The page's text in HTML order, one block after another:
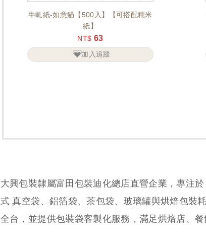
牛軋紙-如意貓【500入】【可搭配糯米
紙】
NT$ 63
加入追蹤
大興包裝隸屬富田包裝迪化總店直營企業，專注
式 真空袋、鋁箔袋、茶包袋、玻璃罐與烘焙包裝
全台，並提供包裝袋客製化服務，滿足烘焙店、餐